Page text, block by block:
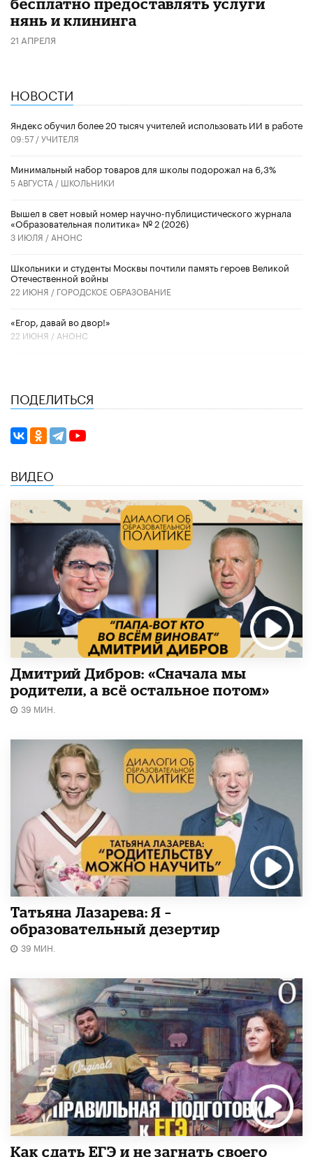
нянь и клининга
21 АПРЕЛЯ
НОВОСТИ
​Яндекс обучил более 20 тысяч учителей использовать ИИ в работе
09:57 /УЧИТЕЛЯ
Минимальный набор товаров для школы подорожал на 6,3%
5 АВГУСТА / ШКОЛЬНИКИ
Вышел в свет новый номер научно-публицистического журнала
«Образовательная политика» № 2 (2026)
3 ИЮЛЯ / АНОНС
Школьники и студенты Москвы почтили память героев Великой
Отечественной войны
22 ИЮНЯ / ГОРОДСКОЕ ОБРАЗОВАНИЕ
«Егор, давай во двор!»
22 ИЮНЯ / АНОНС
ПОДЕЛИТЬСЯ
ВИДЕО
Дмитрий Дибров: «Сначала мы
родители, а всё остальное потом»
39 МИН.
Татьяна Лазарева: Я –
образовательный дезертир
39 МИН.
​Как сдать ЕГЭ и не загнать своего